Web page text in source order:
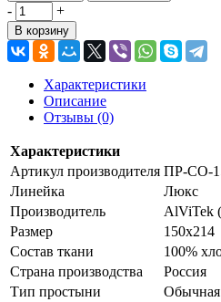
- +
В корзину
Характеристики
Описание
Отзывы (0)
Характеристики
Артикул производителя ПР-СО-
Линейка
Люкс
Производитель
AlViTek
Размер
150х214
Состав ткани
100%
Страна производства
Россия
Тип простыни
Обычная